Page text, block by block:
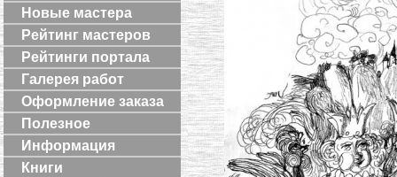
Новые мастера
Рейтинг мастеров
Рейтинги портала
Галерея работ
Оформление заказа
Полезное
Информация
Книги